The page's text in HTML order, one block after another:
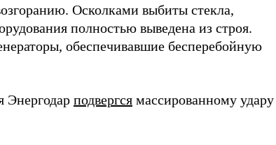
Осколками выбиты стекла,
полностью выведена из строя.
обеспечивавшие бесперебойную
Энергодар подвергся массированному удару